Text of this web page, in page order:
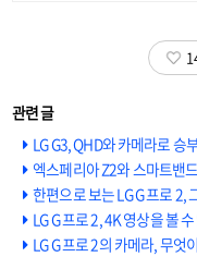
LG G3, QHD와 카메라로 승
엑스페리아 Z2와 스마트밴
한편으로 보는 LG G 프로 2,
LG G 프로 2, 4K 영상을 볼
LG G 프로 2의 카메라, 무엇